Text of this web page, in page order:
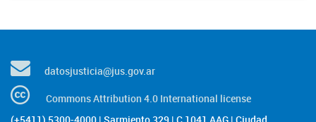
datosjusticia@jus.gov.ar
Commons Attribution 4.0 International license